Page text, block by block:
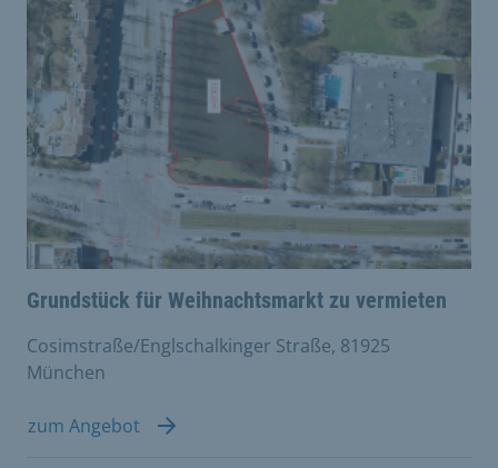
Grundstück für Weihnachtsmarkt zu vermieten
Cosimstraße/Englschalkinger Straße, 81925
München
zum Angebot